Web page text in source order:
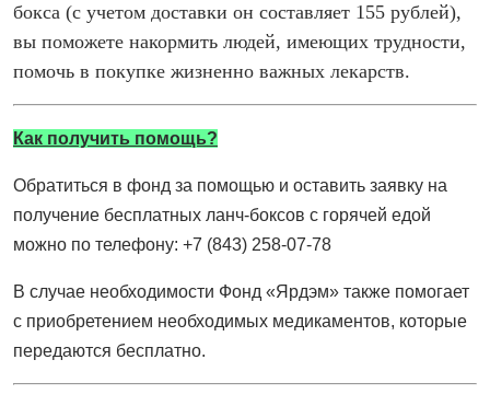
бокса (с учетом доставки он составляет 155 рублей),
вы поможете накормить людей, имеющих трудности,
помочь в покупке жизненно важных лекарств.
Как получить помощь?
Обратиться в фонд за помощью и оставить заявку на
получение бесплатных ланч-боксов с горячей едой
можно по телефону: +7 (843) 258-07-78
В случае необходимости Фонд «Ярдэм» также помогает
с приобретением необходимых медикаментов, которые
передаются бесплатно.